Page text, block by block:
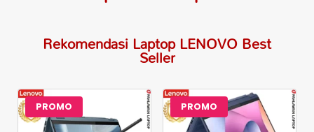
Rekomendasi Laptop LENOVO Best
Seller
PROMO PROMO